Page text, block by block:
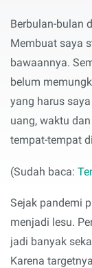
Berbulan-bulan
Membuat saya
bawaannya.
belum
yang harus
uang, waktu
tempat-tempat
(Sudah baca:
Sejak pandemi
menjadi lesu.
jadi banyak
Karena